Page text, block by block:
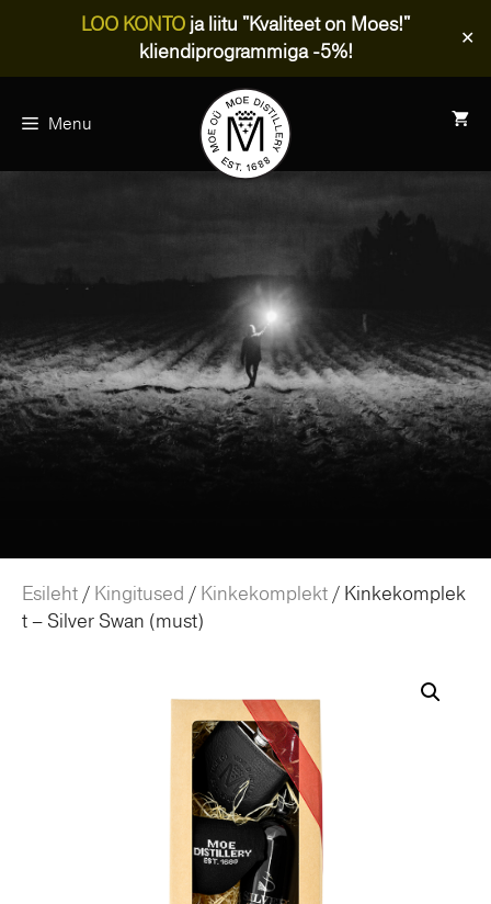
LOO KONTO ja liitu "Kvaliteet on Moes!"
kliendiprogrammiga -5%!
✕
Menu
Esileht / Kingitused / Kinkekomplekt / Kinkekomplek
t – Silver Swan (must)